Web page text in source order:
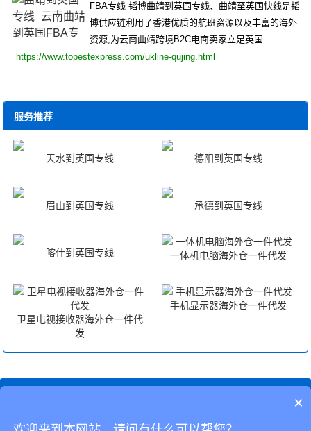
FBA专线 韬博曲靖到英国专线、曲靖至英国快线是韬
博供应链利用了香港优质的航班资源以及丰富的海外
资源,为云南曲靖跨境B2C电商卖家立足英国...
https://www.topestexpress.com/ukline-qujing.html
服务推荐
天水到英国专线 德阳到英国专线
眉山到英国专线 承德到英国专线
喀什到英国专线 一体机电脑海外仓一件代发
卫星电视接收器海外仓一件代
发
手机显示器海外仓一件代发
快递专线英国 快递专线英国价格
×